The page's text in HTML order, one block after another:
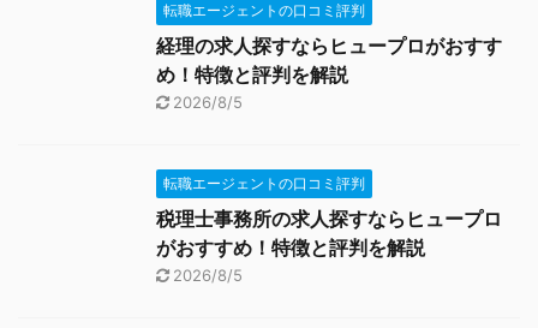
転職エージェントの口コミ評判
経理の求人探すならヒュープロがおすす
め！特徴と評判を解説
2026/8/5
転職エージェントの口コミ評判
税理士事務所の求人探すならヒュープロ
がおすすめ！特徴と評判を解説
2026/8/5